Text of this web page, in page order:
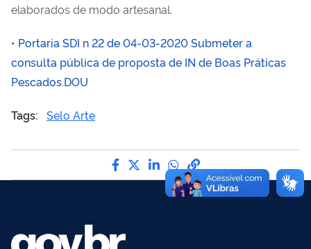
elaborados de modo artesanal.
• Portaria SDI n 22 de 04-03-2020 Submeter a
consulta pública de proposta de IN de Boas Práticas
Pescados.DOU
Tags: Selo Arte
Compartilhe por Facebook
Compartilhe por Twitter
Compartilhe por
Compartilhe por
link para Copiar